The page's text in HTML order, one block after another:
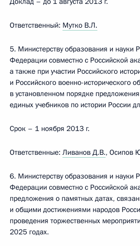
Ответственный: Мутко В.Л.
5. Министерству образования и науки
Федерации совместно с Российской
а также при участии Российского
и Российского военно-исторического
в установленном порядке
единых учебников по истории России
Срок – 1 ноября 2013 г.
Ответственные: Ливанов Д.В., Осипов
6. Министерству образования и науки
Федерации совместно с Российской
предложения о памятных датах,
и общими достижениями народов
проведения торжественных
2025 годах.